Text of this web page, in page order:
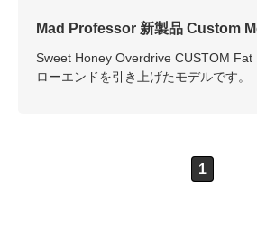
Mad Professor 新製品 Custom
Sweet Honey Overdrive CUSTOM Fat
ローエンドを引き上げたモデルです
1